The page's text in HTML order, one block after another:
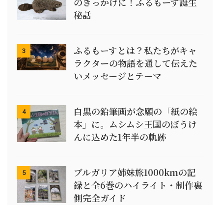
秘話
3
ふるもーすとは？私たちがキャ
ラクターの物語を通して伝えた
いメッセージとテーマ
4
白黒の鉛筆画が念願の「紙の絵
本」に。ムシムシ王国のぼうけ
んに込めた1年半の軌跡
5
ブルガリア姉妹旅1000kmの記
録と全6巻のハイライト・制作裏
側完全ガイド